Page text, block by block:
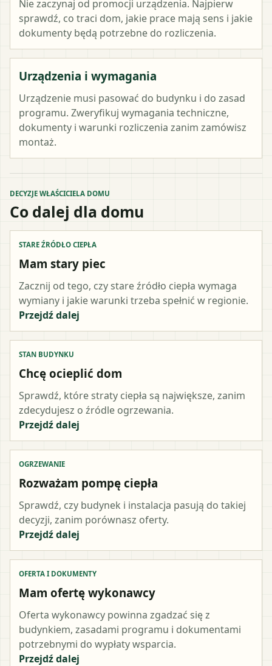
Nie zaczynaj od promocji urządzenia. Najpierw
sprawdź, co traci dom, jakie prace mają sens i jakie
dokumenty będą potrzebne do rozliczenia.
Urządzenia i wymagania
Urządzenie musi pasować do budynku i do zasad
programu. Zweryfikuj wymagania techniczne,
dokumenty i warunki rozliczenia zanim zamówisz
montaż.
DECYZJE WŁAŚCICIELA DOMU
Co dalej dla domu
STARE ŹRÓDŁO CIEPŁA
Mam stary piec
Zacznij od tego, czy stare źródło ciepła wymaga
wymiany i jakie warunki trzeba spełnić w regionie.
Przejdź dalej
STAN BUDYNKU
Chcę ocieplić dom
Sprawdź, które straty ciepła są największe, zanim
zdecydujesz o źródle ogrzewania.
Przejdź dalej
OGRZEWANIE
Rozważam pompę ciepła
Sprawdź, czy budynek i instalacja pasują do takiej
decyzji, zanim porównasz oferty.
Przejdź dalej
OFERTA I DOKUMENTY
Mam ofertę wykonawcy
Oferta wykonawcy powinna zgadzać się z
budynkiem, zasadami programu i dokumentami
potrzebnymi do wypłaty wsparcia.
Przejdź dalej